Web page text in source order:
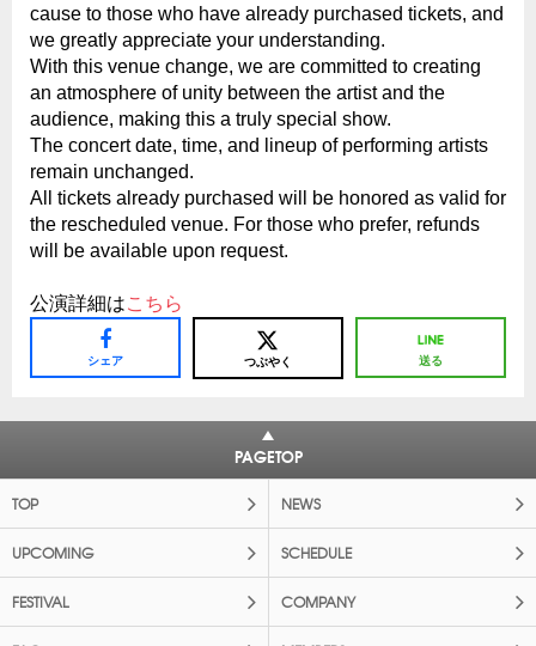
cause to those who have already purchased tickets, and
we greatly appreciate your understanding.
With this venue change, we are committed to creating
an atmosphere of unity between the artist and the
audience, making this a truly special show.
The concert date, time, and lineup of performing artists
remain unchanged.
All tickets already purchased will be honored as valid for
the rescheduled venue. For those who prefer, refunds
will be available upon request.
公演詳細はこちら
シェア つぶやく 送る
PAGETOP
TOP NEWS
UPCOMING SCHEDULE
FESTIVAL COMPANY